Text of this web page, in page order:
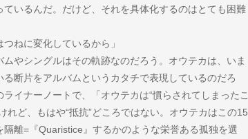
ているんだ。だけど、それを具体化するのはとても困難
ねに変化しているから」
やシングルはその軌跡なのだろう。オウテカは、いま
断片をアルバムというカタチで表現しているのだろ
イナーノートで、「オウテカは“慣らされてしまったこ
れど、もはや“抵抗”どころではない。オウテカはこの15
離=『Quaristice』するかのような栄誉ある孤独を選